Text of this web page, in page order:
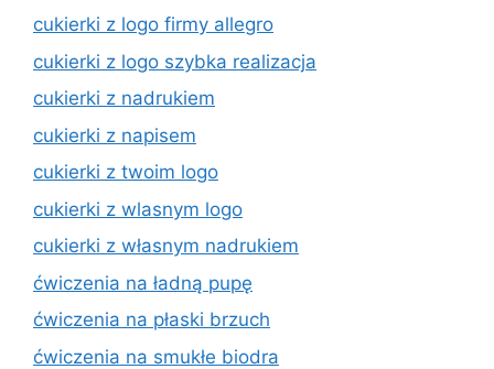
cukierki z logo firmy allegro
cukierki z logo szybka realizacja
cukierki z nadrukiem
cukierki z napisem
cukierki z twoim logo
cukierki z wlasnym logo
cukierki z własnym nadrukiem
ćwiczenia na ładną pupę
ćwiczenia na płaski brzuch
ćwiczenia na smukłe biodra